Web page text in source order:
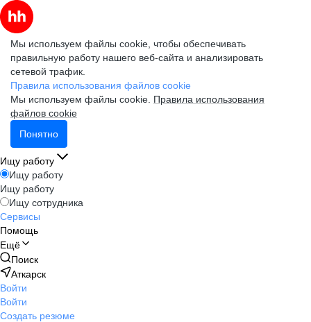
Мы используем файлы cookie, чтобы обеспечивать
правильную работу нашего веб-сайта и анализировать
сетевой трафик.
Правила использования файлов cookie
Мы используем файлы cookie. Правила использования
файлов cookie
Понятно
Ищу работу
Ищу работу
Ищу работу
Ищу сотрудника
Сервисы
Помощь
Ещё
Поиск
Аткарск
Войти
Войти
Создать резюме